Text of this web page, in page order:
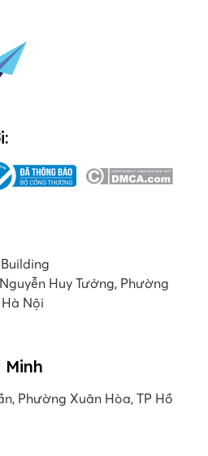
Huy Tưởng, Phường
Nội
Minh
Phường Xuân Hòa, TP Hồ